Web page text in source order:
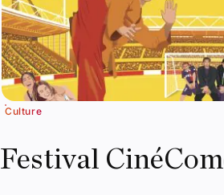
Festival
Culture